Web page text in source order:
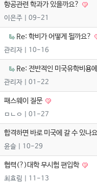
항공관련 학과가 있을까요?
이은주 | 09-21
Re: 학비가 어떻게 될까요?
관리자 | 10-16
Re: 전반적인 미국유학비용
관리자 | 01-22
패스웨이 질문
ㅁㄴㅇ | 01-27
합격하면 바로 미국에 갈 수 있나
윤슬 | 10-29
협력(?)대학 무시험 편입학
최효림 | 11-13